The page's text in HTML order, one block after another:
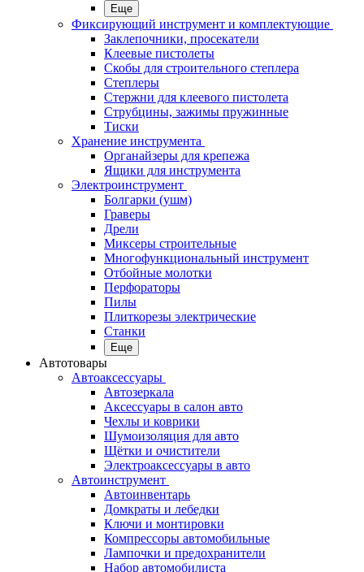
Еще
Фиксирующий инструмент и комплектующие
Заклепочники, просекатели
Клеевые пистолеты
Скобы для строительного степлера
Степлеры
Стержни для клеевого пистолета
Струбцины, зажимы пружинные
Тиски
Хранение инструмента
Органайзеры для крепежа
Ящики для инструмента
Электроинструмент
Болгарки (ушм)
Граверы
Дрели
Миксеры строительные
Многофункциональный инструмент
Отбойные молотки
Перфораторы
Пилы
Плиткорезы электрические
Станки
Еще
Автотовары
Автоаксессуары
Автозеркала
Аксессуары в салон авто
Чехлы и коврики
Шумоизоляция для авто
Щётки и очистители
Электроаксессуары в авто
Автоинструмент
Автоинвентарь
Домкраты и лебедки
Ключи и монтировки
Компрессоры автомобильные
Лампочки и предохранители
Набор автомобилиста